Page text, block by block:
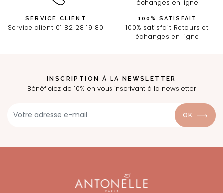
SERVICE CLIENT
Service client 01 82 28 19 80
100% SATISFAIT
100% satisfait Retours et
échanges en ligne
INSCRIPTION À LA NEWSLETTER
Bénéficiez de 10% en vous inscrivant à la newsletter
OK